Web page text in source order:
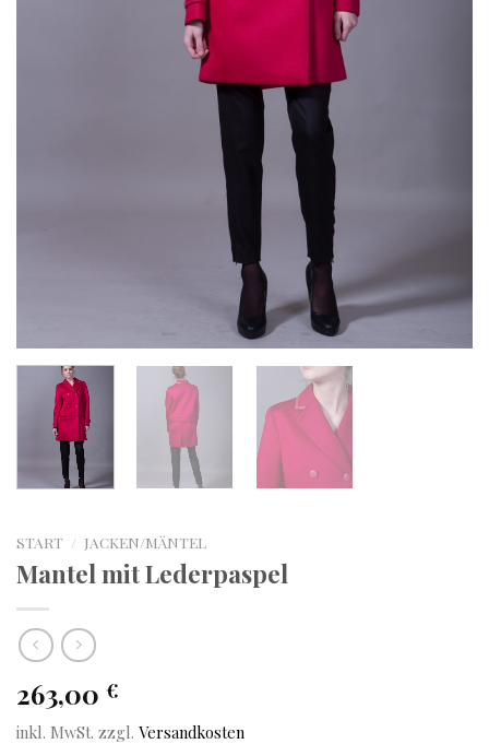
START / JACKEN/MÄNTEL
Mantel mit Lederpaspel
263,00 €
inkl. MwSt. zzgl. Versandkosten